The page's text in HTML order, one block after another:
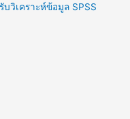
วิเคราะห์ข้อมูล SPSS